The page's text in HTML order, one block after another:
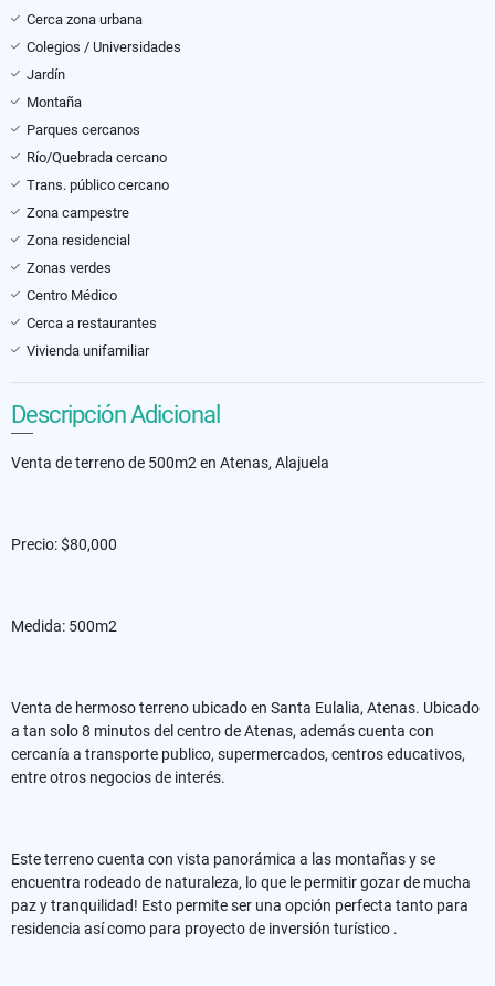
Cerca zona urbana
Colegios / Universidades
Jardín
Montaña
Parques cercanos
Río/Quebrada cercano
Trans. público cercano
Zona campestre
Zona residencial
Zonas verdes
Centro Médico
Cerca a restaurantes
Vivienda unifamiliar
Descripción Adicional
Venta de terreno de 500m2 en Atenas, Alajuela
Precio: $80,000
Medida: 500m2
Venta de hermoso terreno ubicado en Santa Eulalia, Atenas. Ubicado
a tan solo 8 minutos del centro de Atenas, además cuenta con
cercanía a transporte publico, supermercados, centros educativos,
entre otros negocios de interés.
Este terreno cuenta con vista panorámica a las montañas y se
encuentra rodeado de naturaleza, lo que le permitir gozar de mucha
paz y tranquilidad! Esto permite ser una opción perfecta tanto para
residencia así como para proyecto de inversión turístico .